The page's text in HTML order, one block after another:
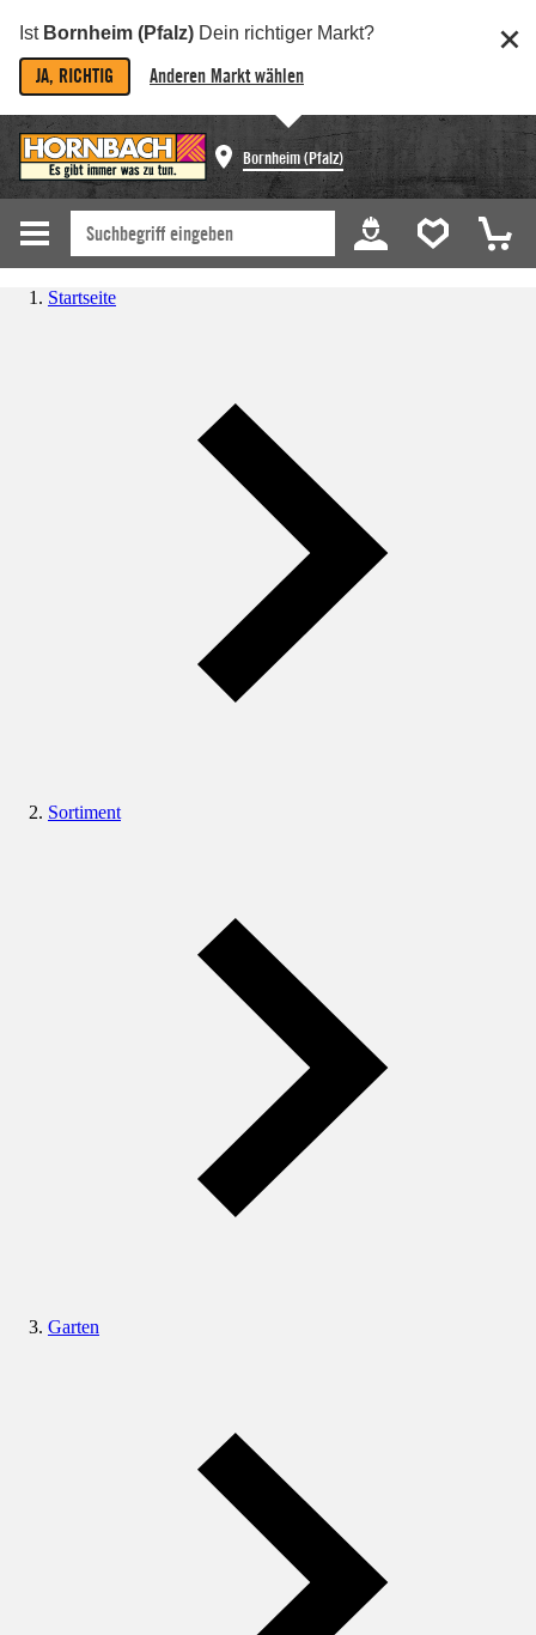
Ist Bornheim (Pfalz) Dein richtiger Markt?
JA, RICHTIG Anderen Markt wählen
Bornheim (Pfalz)
Startseite
Sortiment
Garten